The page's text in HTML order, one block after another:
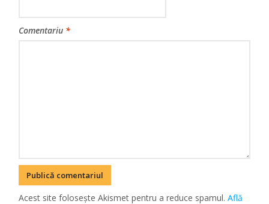
Comentariu *
Acest site folosește Akismet pentru a reduce spamul.Află